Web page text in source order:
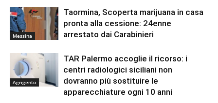
Messina
Taormina, Scoperta marijuana in casa
pronta alla cessione: 24enne
arrestato dai Carabinieri
Agrigento
TAR Palermo accoglie il ricorso: i
centri radiologici siciliani non
dovranno più sostituire le
apparecchiature ogni 10 anni